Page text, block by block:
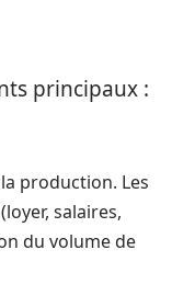
principaux :
production. Les
salaires,
du volume de